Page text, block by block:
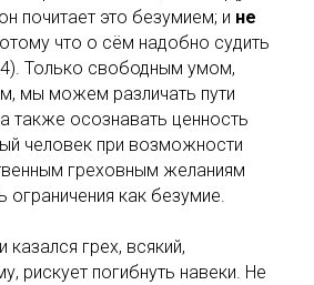
почитает это безумием; и не
что о сём надобно судить
Только свободным умом,
мы можем различать пути
также осознавать ценность
человек при возможности
греховным желаниям
ограничения как безумие.
грех, всякий,
рискует погибнуть навеки. Не